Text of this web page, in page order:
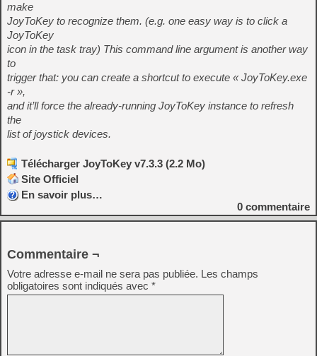
make
JoyToKey to recognize them. (e.g. one easy way is to click a
JoyToKey
icon in the task tray) This command line argument is another way
to
trigger that: you can create a shortcut to execute « JoyToKey.exe
-r »,
and it’ll force the already-running JoyToKey instance to refresh
the
list of joystick devices.
Télécharger JoyToKey v7.3.3 (2.2 Mo)
Site Officiel
En savoir plus…
0 commentaire
Commentaire ¬
Votre adresse e-mail ne sera pas publiée. Les champs
obligatoires sont indiqués avec *